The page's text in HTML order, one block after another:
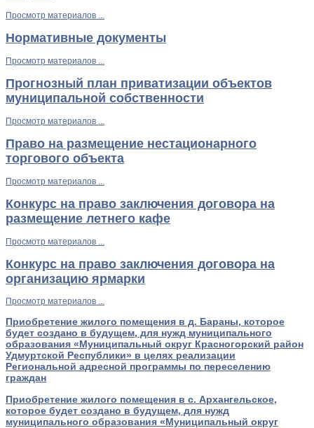
Просмотр материалов ...
Нормативные документы
Просмотр материалов ...
Прогнозный план приватизации объектов
муниципальной собственности
Просмотр материалов ...
Право на размещение нестационарного
торгового объекта
Просмотр материалов ...
Конкурс на право заключения договора на
размещение летнего кафе
Просмотр материалов ...
Конкурс на право заключения договора на
организацию ярмарки
Просмотр материалов ...
Приобретение жилого помещения в д. Бараны, которое
будет создано в будущем, для нужд муниципального
образования «Муниципальный округ Красногорский район
Удмуртской Республики» в целях реализации
Региональной адресной программы по переселению
граждан
Приобретение жилого помещения в с. Архангельское,
которое будет создано в будущем, для нужд
муниципального образования «Муниципальный округ